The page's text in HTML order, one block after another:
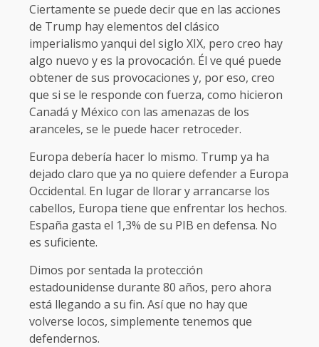
Ciertamente se puede decir que en las acciones
de Trump hay elementos del clásico
imperialismo yanqui del siglo XIX, pero creo hay
algo nuevo y es la provocación. Él ve qué puede
obtener de sus provocaciones y, por eso, creo
que si se le responde con fuerza, como hicieron
Canadá y México con las amenazas de los
aranceles, se le puede hacer retroceder.
Europa debería hacer lo mismo. Trump ya ha
dejado claro que ya no quiere defender a Europa
Occidental. En lugar de llorar y arrancarse los
cabellos, Europa tiene que enfrentar los hechos.
España gasta el 1,3% de su PIB en defensa. No
es suficiente.
Dimos por sentada la protección
estadounidense durante 80 años, pero ahora
está llegando a su fin. Así que no hay que
volverse locos, simplemente tenemos que
defendernos.